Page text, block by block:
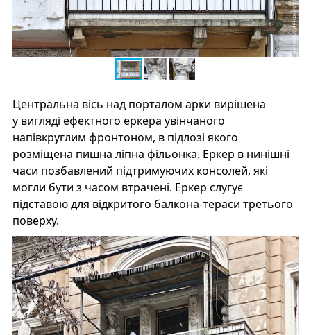
Центральна вісь над порталом арки вирішена
у вигляді ефектного еркера увінчаного
напівкруглим фронтоном, в підлозі якого
розміщена пишна ліпна фільонка. Еркер в нинішні
часи позбавлений підтримуючих консолей, які
могли бути з часом втрачені. Еркер слугує
підставою для відкритого балкона-тераси третього
поверху.